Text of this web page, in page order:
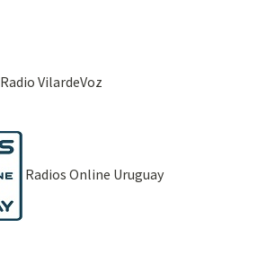
Radio VilardeVoz
Radios Online Uruguay